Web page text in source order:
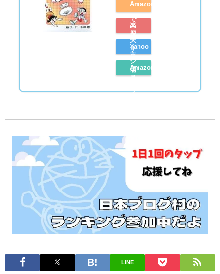
Amazon
で
探
す
楽
天
市
場
Yahoo
シ
ョ
ッ
ン
で
Amazon
読
LINE